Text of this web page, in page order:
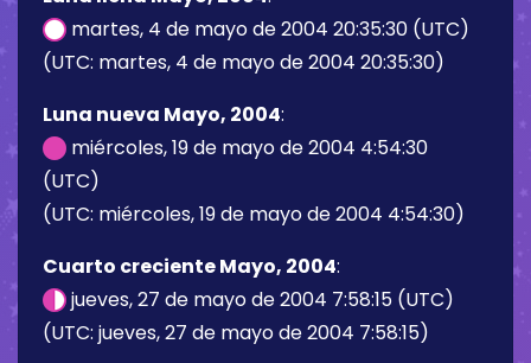
martes, 4 de mayo de 2004 20:35:30 (UTC)
(UTC: martes, 4 de mayo de 2004 20:35:30)
Luna nueva Mayo, 2004:
miércoles, 19 de mayo de 2004 4:54:30
(UTC)
(UTC: miércoles, 19 de mayo de 2004 4:54:30)
Cuarto creciente Mayo, 2004:
jueves, 27 de mayo de 2004 7:58:15 (UTC)
(UTC: jueves, 27 de mayo de 2004 7:58:15)